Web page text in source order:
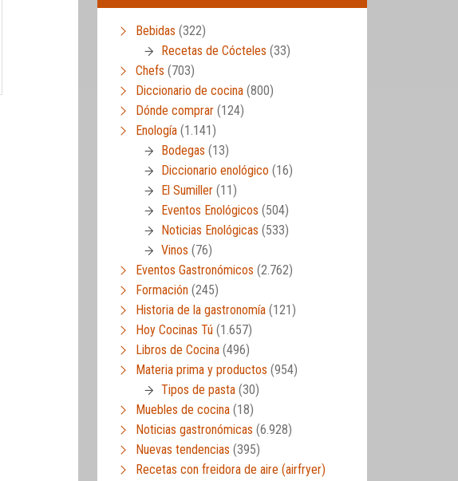
Bebidas (322)
Recetas de Cócteles (33)
Chefs (703)
Diccionario de cocina (800)
Dónde comprar (124)
Enología (1.141)
Bodegas (13)
Diccionario enológico (16)
El Sumiller (11)
Eventos Enológicos (504)
Noticias Enológicas (533)
Vinos (76)
Eventos Gastronómicos (2.762)
Formación (245)
Historia de la gastronomía (121)
Hoy Cocinas Tú (1.657)
Libros de Cocina (496)
Materia prima y productos (954)
Tipos de pasta (30)
Muebles de cocina (18)
Noticias gastronómicas (6.928)
Nuevas tendencias (395)
Recetas con freidora de aire (airfryer)